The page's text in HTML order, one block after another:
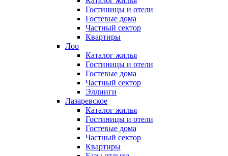
Гостиницы и отели
Гостевые дома
Частный сектор
Квартиры
Лоо
Каталог жилья
Гостиницы и отели
Гостевые дома
Частный сектор
Эллинги
Лазаревское
Каталог жилья
Гостиницы и отели
Гостевые дома
Частный сектор
Квартиры